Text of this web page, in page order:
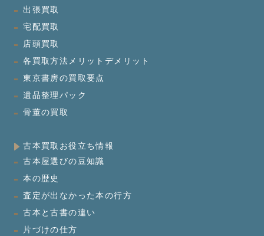
出張買取
宅配買取
店頭買取
各買取方法メリットデメリット
東京書房の買取要点
遺品整理パック
骨董の買取
古本買取お役立ち情報
古本屋選びの豆知識
本の歴史
査定が出なかった本の行方
古本と古書の違い
片づけの仕方